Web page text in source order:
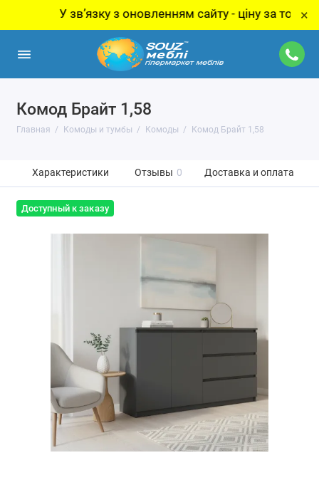
У звʼязку з оновленням сайту - ціну за товар ×
Комод Брайт 1,58
Главная Комоды и тумбы Комоды Комод Брайт 1,58
Характеристики Отзывы 0 Доставка и оплата
Доступный к заказу